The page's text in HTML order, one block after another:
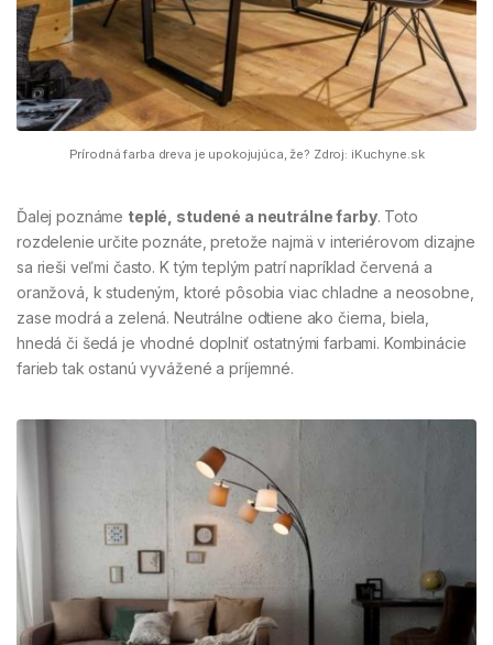
Prírodná farba dreva je upokojujúca, že? Zdroj: iKuchyne.sk
Ďalej poznáme teplé, studené a neutrálne farby. Toto
rozdelenie určite poznáte, pretože najmä v interiérovom dizajne
sa rieši veľmi často. K tým teplým patrí napríklad červená a
oranžová, k studeným, ktoré pôsobia viac chladne a neosobne,
zase modrá a zelená. Neutrálne odtiene ako čierna, biela,
hnedá či šedá je vhodné doplniť ostatnými farbami. Kombinácie
farieb tak ostanú vyvážené a príjemné.